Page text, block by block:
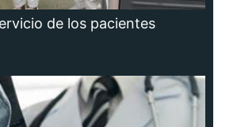
de los pacientes